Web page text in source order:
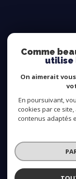
© 2026 | Tous
Comme
utilise
On aimerait
En poursuivant,
cookies par ce
contenus adaptés